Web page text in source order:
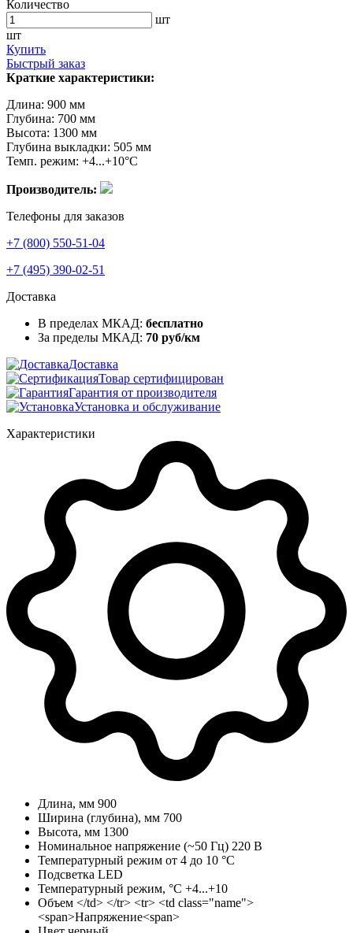
Количество
шт
шт
Купить
Быстрый заказ
Краткие характеристики:
Длина: 900 мм
Глубина: 700 мм
Высота: 1300 мм
Глубина выкладки: 505 мм
Темп. режим: +4...+10°C
Производитель:
Телефоны для заказов
+7 (800) 550-51-04
+7 (495) 390-02-51
Доставка
В пределах МКАД: бесплатно
За пределы МКАД: 70 руб/км
Доставка
Товар сертифицирован
Гарантия от производителя
Установка и обслуживание
Характеристики
Длина, мм 900
Ширина (глубина), мм 700
Высота, мм 1300
Номинальное напряжение (~50 Гц) 220 В
Температурный режим от 4 до 10 °С
Подсветка LED
Температурный режим, °C +4...+10
Объем </td> </tr> <tr> <td class="name">
<span>Напряжение<span>